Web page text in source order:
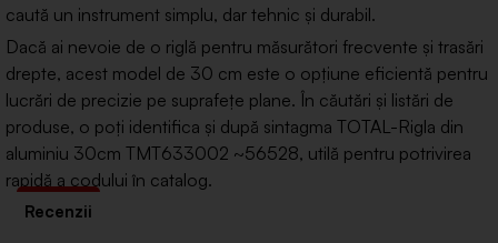
caută un instrument simplu, dar tehnic și durabil.
Dacă ai nevoie de o riglă pentru măsurători frecvente și trasări
drepte, acest model de 30 cm este o opțiune eficientă pentru
lucrări de precizie pe suprafețe plane. În căutări și listări de
produse, o poți identifica și după sintagma TOTAL-Rigla din
aluminiu 30cm TMT633002 ~56528, utilă pentru potrivirea
rapidă a codului în catalog.